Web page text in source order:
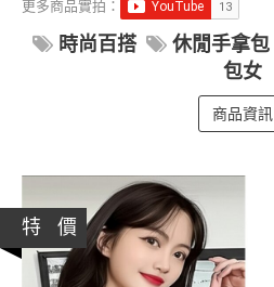
更多商品實拍：
時尚百搭 休閒手拿包
包女
商品資訊
特 價